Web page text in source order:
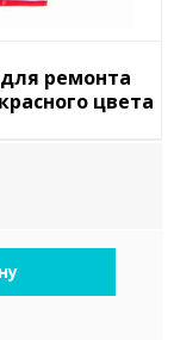
ремонта
цвета